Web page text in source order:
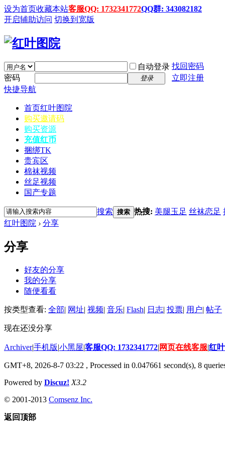
设为首页收藏本站客服QQ: 1732341772QQ群: 343082182
开启辅助访问 切换到宽版
自动登录 找回密码
密码
登录
立即注册
快捷导航
首页红叶图院
购买邀请码
购买资源
充值红币
捆绑TK
贵宾区
棉袜视频
丝足视频
国产专题
搜索 搜索 热搜: 美腿玉足 丝袜恋足
红叶图院 › 分享
分享
好友的分享
我的分享
随便看看
按类型查看: 全部| 网址| 视频| 音乐| Flash| 日志| 投票| 用户| 帖子
现在还没分享
Archiver|手机版|小黑屋|客服QQ: 1732341772| 网页在线客服|红
GMT+8, 2026-8-7 03:22 , Processed in 0.047661 second(s), 8
Powered by Discuz! X3.2
© 2001-2013 Comsenz Inc.
返回顶部